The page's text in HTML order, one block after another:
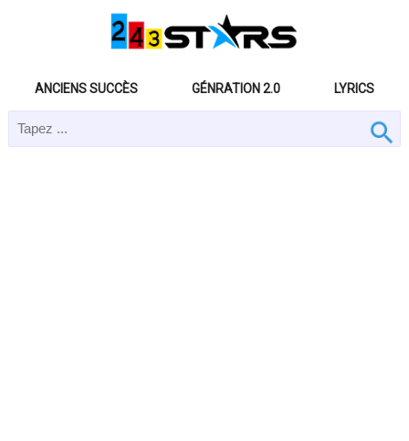
ANCIENS SUCCÈS GÉNRATION 2.0 LYRICS